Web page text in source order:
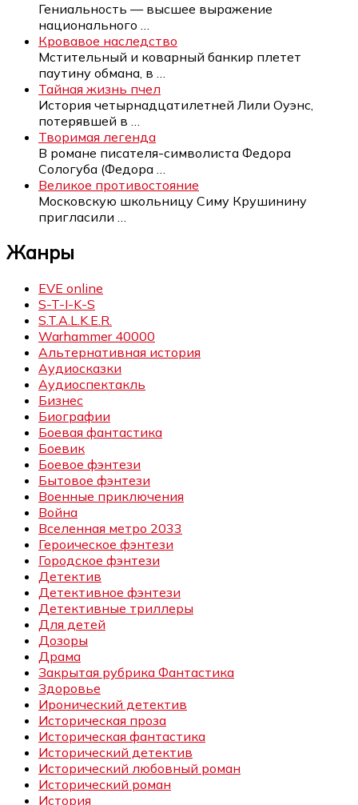
Гениальность — высшее выражение
национального
Кровавое наследство
Мстительный и коварный банкир плетет
паутину обмана, в
Тайная жизнь пчел
История четырнадцатилетней Лили Оуэнс,
потерявшей в
Творимая легенда
В романе писателя-символиста Федора
Сологуба (Федора
Великое противостояние
Московскую школьницу Симу Крушинину
пригласили
Жанры
EVE online
S-T-I-K-S
S.T.A.L.K.E.R.
Warhammer 40000
Альтернативная история
Аудиосказки
Аудиоспектакль
Бизнес
Биографии
Боевая фантастика
Боевик
Боевое фэнтези
Бытовое фэнтези
Военные приключения
Война
Вселенная метро 2033
Героическое фэнтези
Городское фэнтези
Детектив
Детективное фэнтези
Детективные триллеры
Для детей
Дозоры
Драма
Закрытая рубрика Фантастика
Здоровье
Иронический детектив
Историческая проза
Историческая фантастика
Исторический детектив
Исторический любовный роман
Исторический роман
История